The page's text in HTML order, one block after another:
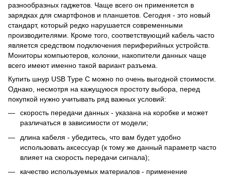
разнообразных гаджетов. Чаще всего он применяется в
зарядках для смартфонов и планшетов. Сегодня - это новый
стандарт, который редко нарушается современными
производителями. Кроме того, соответствующий кабель часто
является средством подключения периферийных устройств.
Мониторы компьютеров, колонки, накопители данных чаще
всего имеют именно такой вариант разъема.
Купить шнур USB Type C можно по очень выгодной стоимости.
Однако, несмотря на кажущуюся простоту выбора, перед
покупкой нужно учитывать ряд важных условий:
скорость передачи данных - указана на коробке и может
различаться в зависимости от модели;
длина кабеля - убедитесь, что вам будет удобно
использовать аксессуар (к тому же данный параметр часто
влияет на скорость передачи сигнала);
качество используемых материалов - применение